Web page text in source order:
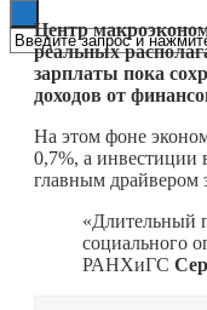
Центр
реальных
зарплаты пока
доходов от
На этом фоне
0,7%, а инвестиции
главным драйвером
«Длительный
социального
РАНХиГС